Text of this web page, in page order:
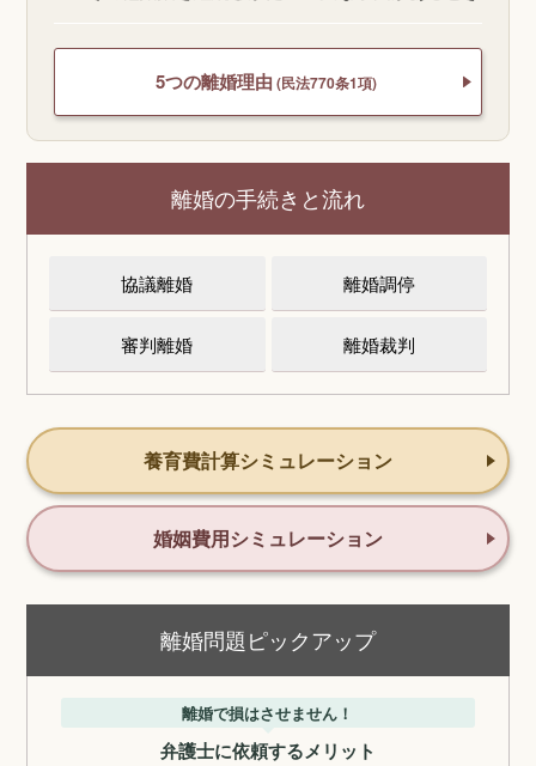
5つの離婚理由 (民法770条1項)
離婚の手続きと流れ
協議離婚 離婚調停
審判離婚 離婚裁判
養育費計算シミュレーション
婚姻費用シミュレーション
離婚問題ピックアップ
離婚で損はさせません！
弁護士に依頼するメリット